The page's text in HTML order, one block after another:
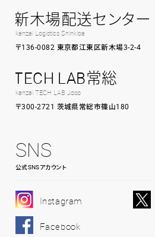
新木場配送センター
kanzai Logistics Shinkiba
〒136-0082 東京都江東区新木場3-2-4
TECH LAB常総
kanzai TECH LAB Joso
〒300-2721 茨城県常総市篠山180
SNS
公式SNSアカウント
Instagram
Facebook